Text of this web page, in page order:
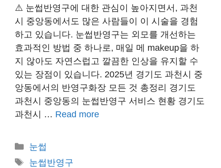
⚠️ 눈썹반영구에 대한 관심이 높아지면서, 과천
시 중앙동에서도 많은 사람들이 이 시술을 경험
하고 있습니다. 눈썹반영구는 외모를 개선하는
효과적인 방법 중 하나로, 매일 메 makeup을 하
지 않아도 자연스럽고 깔끔한 인상을 유지할 수
있는 장점이 있습니다. 2025년 경기도 과천시 중
앙동에서의 반영구화장 모든 것 총정리 경기도
과천시 중앙동의 눈썹반영구 서비스 현황 경기도
과천시 … Read more
카
테
눈썹
태
눈썹반영구